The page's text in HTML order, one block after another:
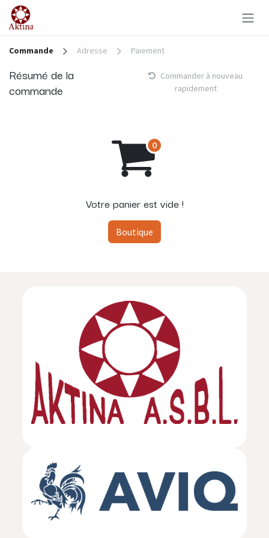
Se rendre au contenu
Commande Adresse Paiement
Résumé de la
commande
Commander à nouveau
rapidement
Votre panier est vide !
Boutique